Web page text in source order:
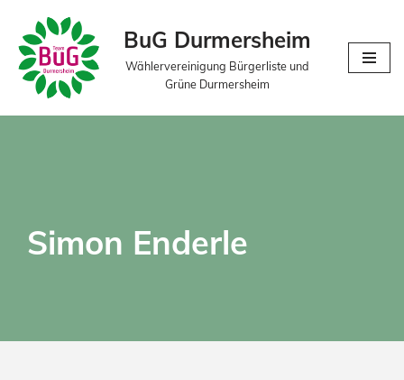
Zum
Inhalt
springen
BuG Durmersheim
Wählervereinigung Bürgerliste und
Grüne Durmersheim
Simon Enderle